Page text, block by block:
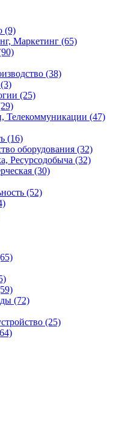
(9)
Маркетинг (65)
(38)
(3)
(25)
Телекоммуникации (47)
(16)
оборудования (32)
Ресурсодобыча (32)
(30)
(52)
(72)
(25)